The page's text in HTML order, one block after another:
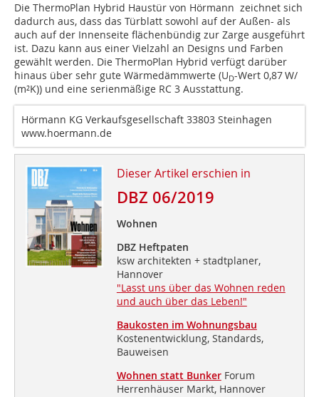
Die ThermoPlan Hybrid Haustür von Hörmann zeichnet sich
dadurch aus, dass das Türblatt sowohl auf der Außen- als
auch auf der Innenseite flächenbündig zur Zarge ausgeführt
ist. Dazu kann aus einer Vielzahl an Designs und Farben
gewählt werden. Die ThermoPlan Hybrid verfügt darüber
hinaus über sehr gute Wärmedämmwerte (UD-Wert 0,87 W/
(m²K)) und eine serienmäßige RC 3 Ausstattung.
Hörmann KG Verkaufsgesellschaft 33803 Steinhagen
www.hoermann.de
Dieser Artikel erschien in
DBZ 06/2019
Wohnen
DBZ Heftpaten
ksw architekten + stadtplaner,
Hannover
"Lasst uns über das Wohnen reden
und auch über das Leben!"
Baukosten im Wohnungsbau
Kostenentwicklung, Standards,
Bauweisen
Wohnen statt Bunker Forum
Herrenhäuser Markt, Hannover